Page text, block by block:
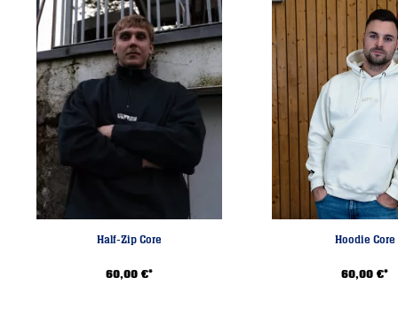
Nicht weichspülen
Half-Zip Core
60,00 €*
Hoodie Core
60,00 €*